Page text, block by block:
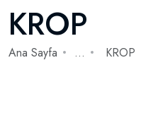
KROP
Ana Sayfa ... KROP